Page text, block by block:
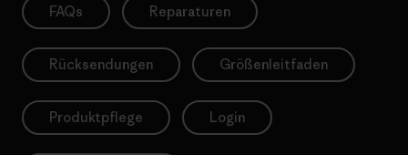
FAQs Reparaturen
Rücksendungen Größenleitfaden
Produktpflege Login